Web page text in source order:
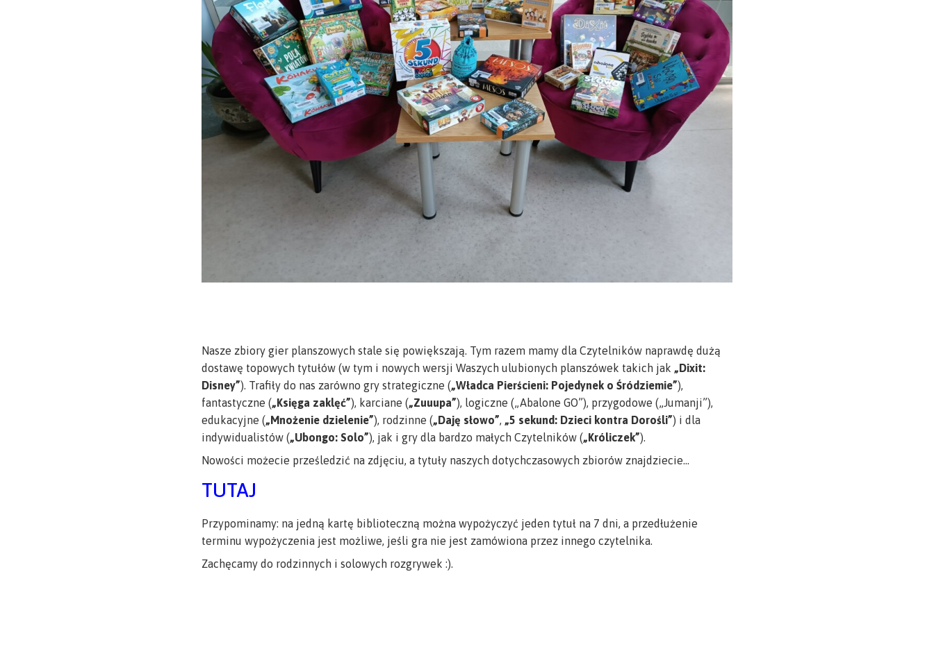
Nasze zbiory gier planszowych stale się powiększają. Tym razem mamy dla Czytelników naprawdę dużą
dostawę topowych tytułów (w tym i nowych wersji Waszych ulubionych planszówek takich jak „Dixit:
Disney”). Trafiły do nas zarówno gry strategiczne („Władca Pierścieni: Pojedynek o Śródziemie”),
fantastyczne („Księga zaklęć”), karciane („Zuuupa”), logiczne („Abalone GO”), przygodowe („Jumanji”),
edukacyjne („Mnożenie dzielenie”), rodzinne („Daję słowo”, „5 sekund: Dzieci kontra Dorośli”) i dla
indywidualistów („Ubongo: Solo”), jak i gry dla bardzo małych Czytelników („Króliczek”).
Nowości możecie prześledzić na zdjęciu, a tytuły naszych dotychczasowych zbiorów znajdziecie…
TUTAJ
Przypominamy: na jedną kartę biblioteczną można wypożyczyć jeden tytuł na 7 dni, a przedłużenie
terminu wypożyczenia jest możliwe, jeśli gra nie jest zamówiona przez innego czytelnika.
Zachęcamy do rodzinnych i solowych rozgrywek :).